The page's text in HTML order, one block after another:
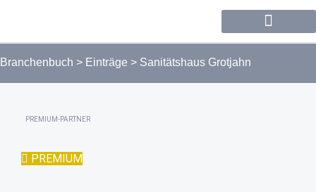
Branchenbuch > Einträge > Sanitätshaus Grotjahn
PREMIUM-PARTNER
PREMIUM